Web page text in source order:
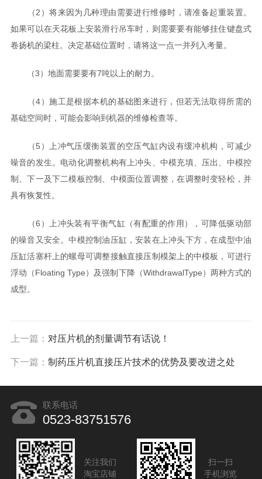
（2）将来因为几种理由需要进行维修时，请准备起重装置。
如果可以在天花板上安装滑行吊车时，则需要要有能够挂住键盘式
卷扬机的梁柱。决定基础位置时，请将这一点一并列入考量。
（3）地面需要要有7吨以上的耐力。
（4）施工是根据本机的基础图来进行，但若无法取得所需的
基础空间时，可能会影响到机器的维修检查等。
（5）上冲气压缓衡装置的空压气缸内设有缓冲机构，可减少
噪音的发生。电动化调整机构有上冲头、中模充填、压出、中模控
制、下一及下二模板控制、中模面位置调整，在调整时变轻松，并
具有恢复性。
（6）上冲头装有平衡气缸（有配重的作用），可降低驱动部
的噪音又安全。中模控制油压缸，安装在上冲头下方，在成型中油
压缸活塞杆上的螺母可调整接触直接压制模架上的中模板，可进行
浮动（Floating Type）及强制下降（WithdrawalType）两种方式的
成型。
上一篇： 对压片机的剂量调节有话说！
下一篇： 制药压片机直接压片技术的优势及要改进之处
联系电话
0523-83751576
关注我们
淘宝店铺
扫一扫
手机浏览